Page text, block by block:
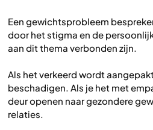
Een gewichtsprobleem
door het stigma en de
aan dit thema verbonden zijn.
Als het verkeerd wordt
beschadigen. Als je het met
deur openen naar gezondere
relaties.